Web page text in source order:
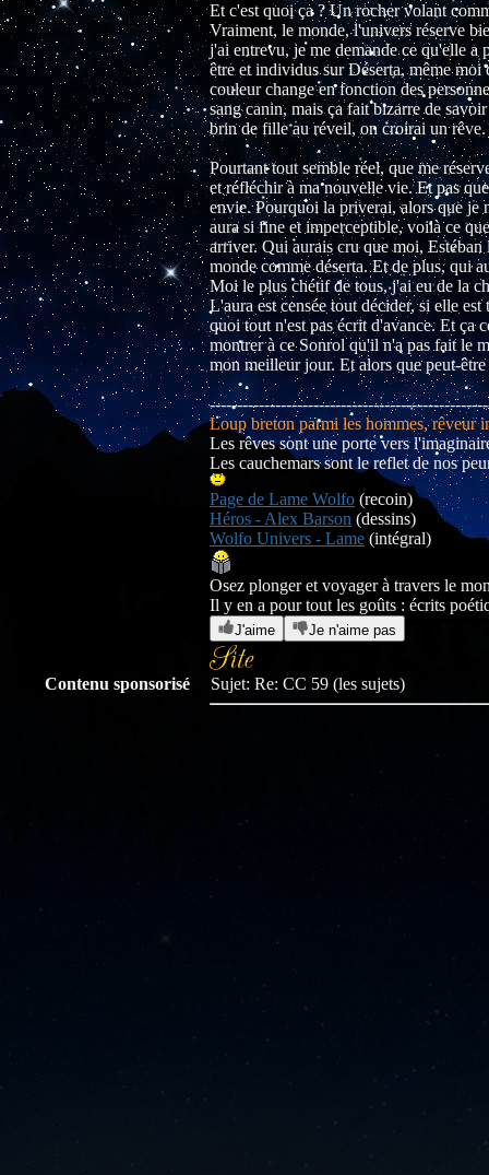
Et c'est quoi ça ? Un rocher volant
Vraiment, le monde, l'univers réserve
j'ai entrevu, je me demande ce qu'elle
être et individus sur Déserta, même
couleur change en fonction des
sang canin, mais ça fait bizarre de
brin de fille au réveil, on croirai un rêve.
Pourtant tout semble réel, que me
et réfléchir à ma nouvelle vie. Et pas
envie. Pourquoi la priverai, alors que je
aura si fine et imperceptible, voilà ce
arriver. Qui aurais cru que moi,
monde comme déserta. Et de plus, qui
Moi le plus chétif de tous, j'ai eu de la
L'aura est censée tout décider, si elle
quoi tout n'est pas écrit d'avance. Et ça
montrer à ce Sonrol qu'il n'a pas fait le
mon meilleur jour. Et alors que peut-
Loup breton parmi les hommes, rêveur
Les rêves sont une porte vers
Les cauchemars sont le reflet de nos
Page de Lame Wolfo (recoin)
Héros - Alex Barson (dessins)
Wolfo Univers - Lame (intégral)
Osez plonger et voyager à travers le
Il y en a pour tout les goûts : écrits
J'aime Je n'aime pas
Contenu sponsorisé Sujet: Re: CC 59 (les sujets)